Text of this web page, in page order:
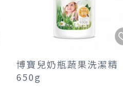
博寶兒奶瓶蔬果洗潔精
650g